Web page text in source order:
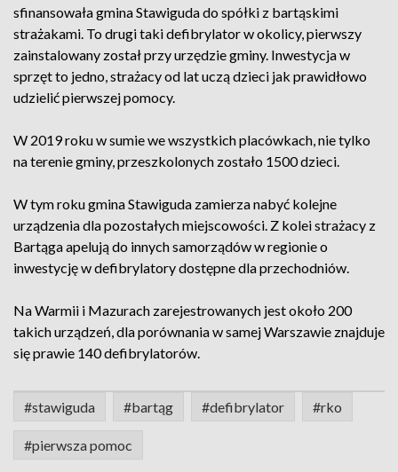
sfinansowała gmina Stawiguda do spółki z bartąskimi
strażakami. To drugi taki defibrylator w okolicy, pierwszy
zainstalowany został przy urzędzie gminy. Inwestycja w
sprzęt to jedno, strażacy od lat uczą dzieci jak prawidłowo
udzielić pierwszej pomocy.
W 2019 roku w sumie we wszystkich placówkach, nie tylko
na terenie gminy, przeszkolonych zostało 1500 dzieci.
W tym roku gmina Stawiguda zamierza nabyć kolejne
urządzenia dla pozostałych miejscowości. Z kolei strażacy z
Bartąga apelują do innych samorządów w regionie o
inwestycję w defibrylatory dostępne dla przechodniów.
Na Warmii i Mazurach zarejestrowanych jest około 200
takich urządzeń, dla porównania w samej Warszawie znajduje
się prawie 140 defibrylatorów.
#stawiguda #bartąg #defibrylator #rko
#pierwsza pomoc